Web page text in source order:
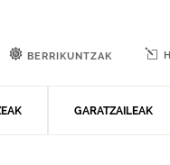
GARATZAILEAK
BERRIKUNTZAK